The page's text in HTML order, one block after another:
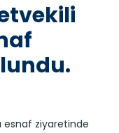
esnaf ziyaretinde